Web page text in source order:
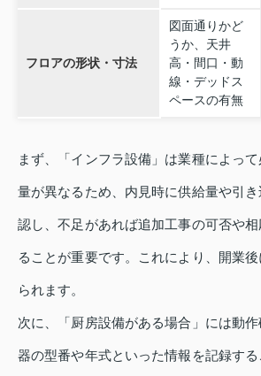
フロアの形状・寸法
図面通りかど
うか、天井
高・間口・動
線・デッドス
ペースの有無
まず、「インフラ設備」は業種によっ
量が異なるため、内見時に供給量や引
認し、不足があれば追加工事の可否や
ることが重要です。これにより、開業
られます。
次に、「厨房設備がある場合」には動
器の型番や年式といった情報を記録す